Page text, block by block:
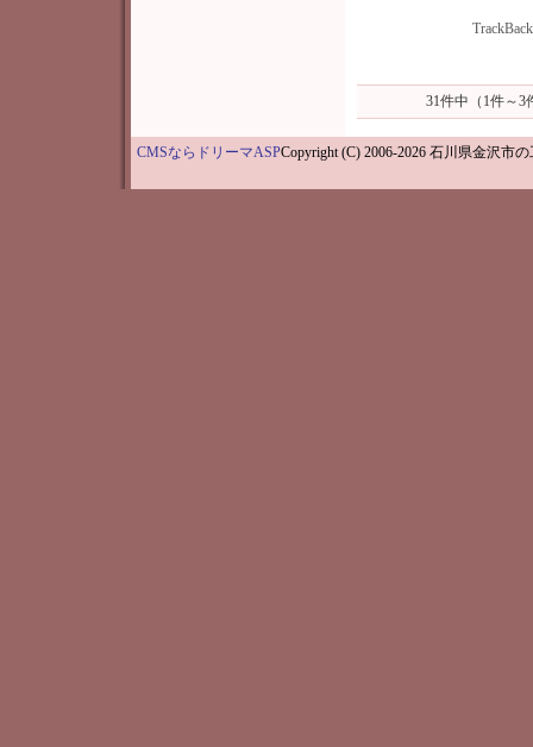
31件中（1件～
CMSならドリーマASPCopyright (C) 2006-2026 石川県金沢市